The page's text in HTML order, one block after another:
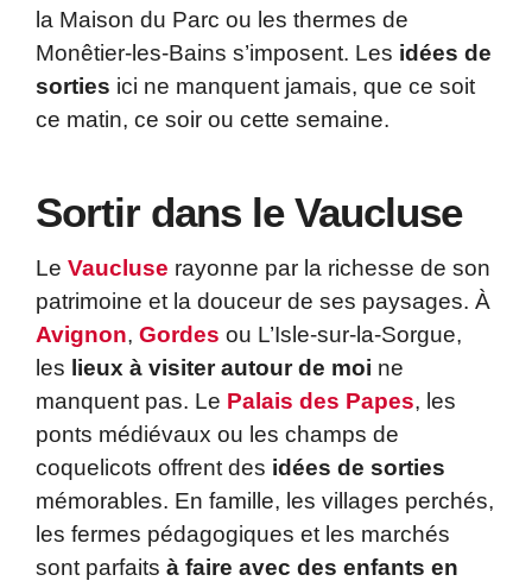
la Maison du Parc ou les thermes de
Monêtier-les-Bains s’imposent. Les idées de
sorties ici ne manquent jamais, que ce soit
ce matin, ce soir ou cette semaine.
Sortir dans le Vaucluse
Le Vaucluse rayonne par la richesse de son
patrimoine et la douceur de ses paysages. À
Avignon, Gordes ou L’Isle-sur-la-Sorgue,
les lieux à visiter autour de moi ne
manquent pas. Le Palais des Papes, les
ponts médiévaux ou les champs de
coquelicots offrent des idées de sorties
mémorables. En famille, les villages perchés,
les fermes pédagogiques et les marchés
sont parfaits à faire avec des enfants en